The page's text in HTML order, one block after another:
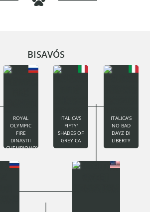
BISAVÓS
ROYAL
OLYMPIC
FIRE
DINASTII
CHEMPIONOV
ITALICA'S
FIFTY'
SHADES OF
GREY CA
ITALICA'S
NO BAD
DAYZ DI
LIBERTY